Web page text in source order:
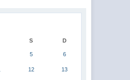
S D
5 6
12 13